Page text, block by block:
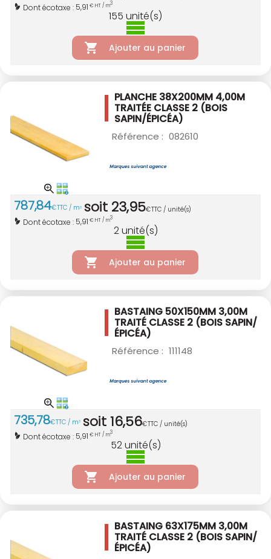
Dont écotaxe : 5,91 € HT / m3
155 unité(s)
Ajouter au panier
PLANCHE 38X200MM 4,00M
TRAITÉE CLASSE 2 (BOIS
SAPIN/ÉPICÉA)
Référence : 082610
787,84€TTC / m3 soit 23,95€TTC / unité(s)
Dont écotaxe : 5,91 € HT / m3
2unité(s)
Ajouter au panier
BASTAING 50X150MM 3,00M
TRAITÉ CLASSE 2 (BOIS SAPIN/
ÉPICÉA)
Référence : 111148
735,78€TTC / m3 soit16,56€TTC / unité(s)
Dont écotaxe : 5,91 € HT / m3
52unité(s)
Ajouter au panier
BASTAING 63X175MM 3,00M
TRAITÉ CLASSE 2 (BOIS SAPIN/
ÉPICÉA)